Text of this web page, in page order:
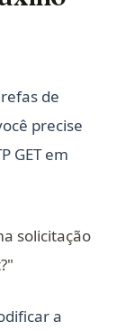
de
precise
GET em
solicitação
a